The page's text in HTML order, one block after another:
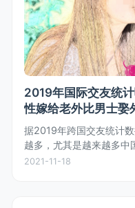
2019年国际交友统
性嫁给老外比男士娶
据2019年跨国交友统计
越多，尤其是越来越多中
2021-11-18